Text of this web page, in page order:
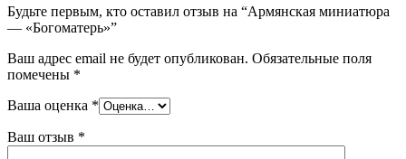
Будьте первым, кто оставил отзыв на “Армянская миниатюра
— «Богоматерь»”
Ваш адрес email не будет опубликован. Обязательные поля
помечены *
Ваша оценка *
Ваш отзыв *